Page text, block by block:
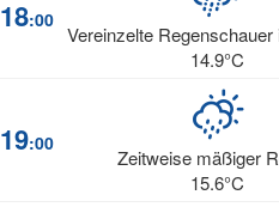
18:00
Vereinzelte Regenschauer
14.9°C
19:00
Zeitweise mäßiger
15.6°C